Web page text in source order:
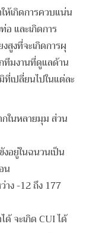
เกิดการควบแน่น
และเกิดการ
สูงที่จะเกิดการผุ
ทีมงานที่ดูแลด้าน
เปลี่ยนไปในแต่ละ
นหลายมุม ส่วน
งอยู่ในฉนวนเป็น
น
าง -12 ถึง 177
ด้ จะเกิด CUI ได้